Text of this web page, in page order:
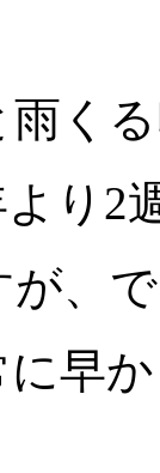
く
り2
、
早